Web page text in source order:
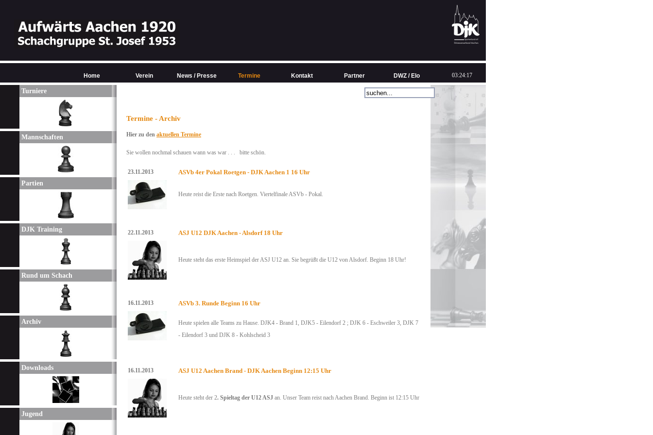
Turniere
Mannschaften
Partien
DJK Training
Rund um Schach
Archiv
Downloads
Jugend
Termine - Archiv
Hier zu den aktuellen Termine
Sie wollen nochmal schauen wann was war . . . bitte schön.
23.11.2013 ASVb 4er Pokal Roetgen - DJK Aachen 1 16 Uhr
Heute reist die Erste nach Roetgen. Viertelfinale ASVb - Pokal.
22.11.2013 ASJ U12 DJK Aachen - Alsdorf 18 Uhr
Heute steht das erste Heimspiel der ASJ U12 an. Sie begrüßt die U12 von Alsdorf. Beginn 18 Uhr!
16.11.2013 ASVb 3. Runde Beginn 16 Uhr
Heute spielen alle Teams zu Hause. DJK4 - Brand 1, DJK5 - Eilendorf 2 ; DJK 6 - Eschweiler 3, DJK 7
- Eilendorf 3 und DJK 8 - Kohlscheid 3
16.11.2013 ASJ U12 Aachen Brand - DJK Aachen Beginn 12:15 Uhr
Heute steht der 2. Spieltag der U12 ASJ an. Unser Team reist nach Aachen Brand. Beginn ist 12:15 Uhr
Home Verein News / Presse Termine Kontakt Partner DWZ / Elo 03:24:17